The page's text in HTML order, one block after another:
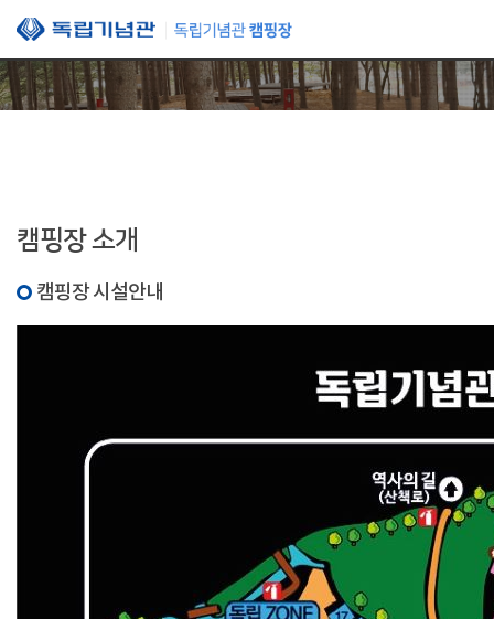
본문 바로가기
캠핑장 소개
캠핑장 시설안내